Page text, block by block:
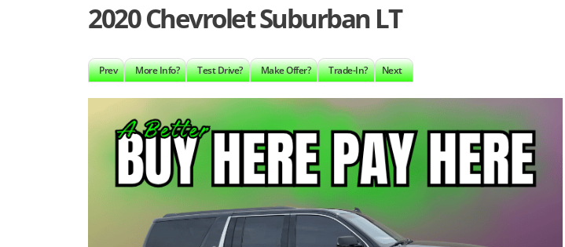
2020 Chevrolet Suburban LT
Prev More Info? Test Drive? Make Offer? Trade-In? Next